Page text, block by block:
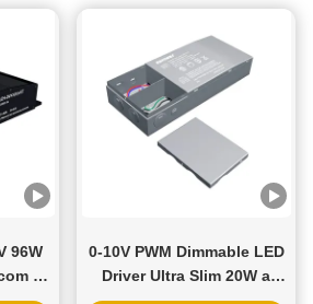
96W
5
e
0-10V PWM Dimmable LED
Driver Ultra Slim 20W a
96W 12V 24V DC LED fonte